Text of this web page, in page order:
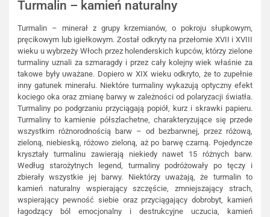
Turmalin – kamień naturalny
Turmalin – minerał z grupy krzemianów, o pokroju słupkowym,
pręcikowym lub igiełkowym. Został odkryty na przełomie XVII i XVIII
wieku u wybrzeży Włoch przez holenderskich kupców, którzy zielone
turmaliny uznali za szmaragdy i przez cały kolejny wiek właśnie za
takowe były uważane. Dopiero w XIX wieku odkryto, że to zupełnie
inny gatunek minerału. Niektóre turmaliny wykazują optyczny efekt
kociego oka oraz zmianę barwy w zależności od polaryzacji światła.
Turmaliny po podgrzaniu przyciągają popiół, kurz i skrawki papieru.
Turmaliny to kamienie półszlachetne, charakteryzujące się przede
wszystkim różnorodnością barw – od bezbarwnej, przez różową,
zieloną, niebieską, różowo zieloną, aż po barwę czarną. Pojedyncze
kryształy turmalinu zawierają niekiedy nawet 15 różnych barw.
Według starożytnych legend, turmaliny podróżowały po tęczy i
zbierały wszystkie jej barwy. Niektórzy uważają, że turmalin to
kamień naturalny wspierający szczęście, zmniejszający strach,
wspierający pewność siebie oraz przyciągający dobrobyt, kamień
łagodzący ból emocjonalny i destrukcyjne uczucia, kamień